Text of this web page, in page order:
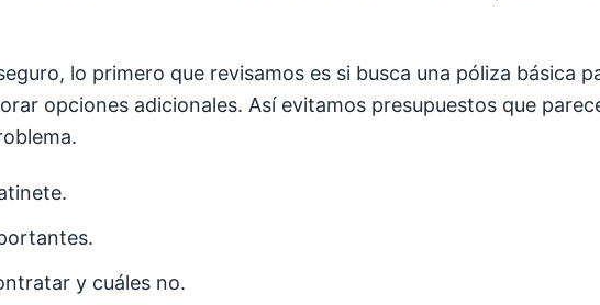
lo primero que revisamos es si busca una póliza básica
opciones adicionales. Así evitamos presupuestos que
y cuáles no.